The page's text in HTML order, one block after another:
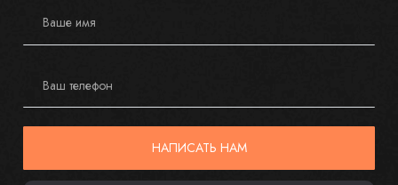
Ваше имя
Ваш телефон
НАПИСАТЬ НАМ